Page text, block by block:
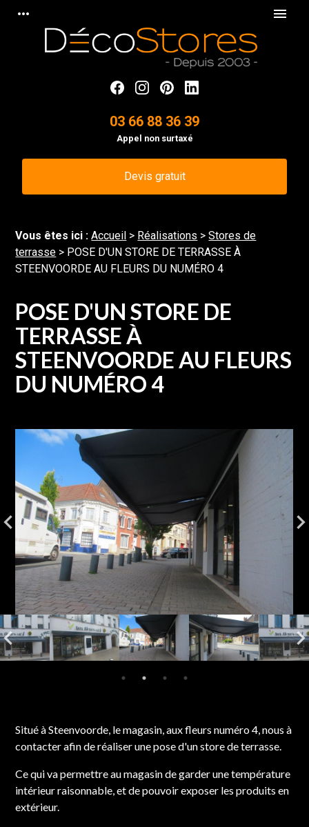
more_horiz menu
03 66 88 36 39
Appel non surtaxé
Devis gratuit
Vous êtes ici :Accueil > Réalisations >Stores de
terrasse > POSE D'UN STORE DE TERRASSE À
STEENVOORDE AU FLEURS DU NUMÉRO 4
POSE D'UN STORE DE
TERRASSE À
STEENVOORDE AU FLEURS
DU NUMÉRO 4
Situé à Steenvoorde, le magasin, aux fleurs numéro 4, nous à
contacter afin de réaliser une pose d'un store de terrasse.
Ce qui va permettre au magasin de garder une température
intérieur raisonnable, et de pouvoir exposer les produits en
extérieur.